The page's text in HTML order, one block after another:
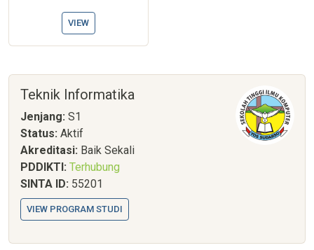
VIEW
Teknik Informatika
Jenjang: S1
Status: Aktif
Akreditasi: Baik Sekali
PDDIKTI: Terhubung
SINTA ID: 55201
VIEW PROGRAM STUDI